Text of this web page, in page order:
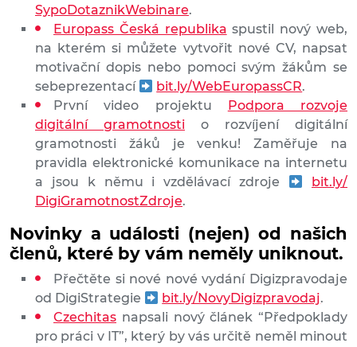
SypoDotaznikWebinare.
Europass Česká republika spustil nový web,
na kterém si můžete vytvořit nové CV, napsat
motivační dopis nebo pomoci svým žákům se
sebeprezentací
bit.ly/WebEuropassCR.
První video projektu
Podpora rozvoje
digitální gramotnosti o rozvíjení digitální
gramotnosti žáků je venku! Zaměřuje na
pravidla elektronické komunikace na internetu
a jsou k němu i vzdělávací zdroje
bit.ly/
DigiGramotnostZdroje.
Novinky a události (nejen) od našich
členů, které by vám neměly uniknout.
Přečtěte si nové nové vydání Digizpravodaje
od DigiStrategie
bit.ly/NovyDigizpravodaj.
Czechitas napsali nový článek “Předpoklady
pro práci v IT”, který by vás určitě neměl minout